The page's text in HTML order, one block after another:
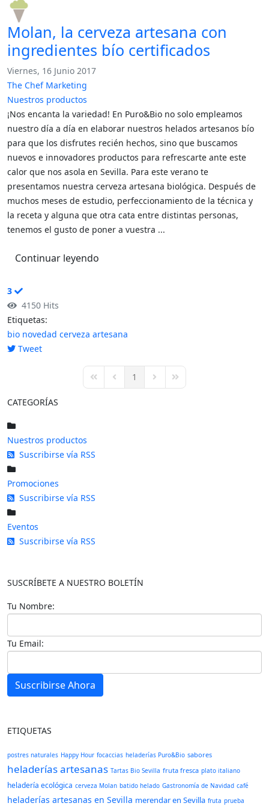
pinterest
Molan, la cerveza artesana con
ingredientes bío certificados
Viernes, 16 Junio 2017
The Chef Marketing
Nuestros productos
¡Nos encanta la variedad! En Puro&Bio no solo empleamos
nuestro día a día en elaborar nuestros helados artesanos bío
para que los disfrutes recién hechos, sino que buscamos
nuevos e innovadores productos para refrescarte ante este
calor que nos asola en Sevilla. Para este verano te
presentamos nuestra cerveza artesana biológica. Después de
muchos meses de estudio, perfeccionamiento de la técnica y
la receta y alguna que otra cata entre distintas personas,
tenemos el gusto de poner a vuestra ...
Continuar leyendo
3
4150 Hits
Etiquetas:
bio novedad cerveza artesana
Tweet
First PagePrevious Page
1 Next PageLast Page
CATEGORÍAS
Nuestros productos
Suscribirse vía RSS
Promociones
Suscribirse vía RSS
Eventos
Suscribirse vía RSS
SUSCRÍBETE A NUESTRO BOLETÍN
Tu Nombre:
Tu Email:
Suscribirse Ahora
ETIQUETAS
postres naturales Happy Hour focaccias heladerías Puro&Bio sabores
heladerías artesanas Tartas Bio Sevilla fruta fresca plato italiano
heladería ecológica cerveza Molan batido helado Gastronomía de Navidad café
heladerías artesanas en Sevilla merendar en Sevilla fruta prueba